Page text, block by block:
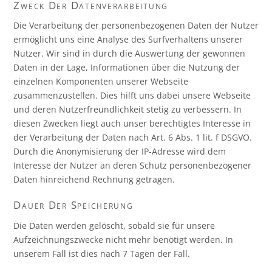
Zweck Der Datenverarbeitung
Die Verarbeitung der personenbezogenen Daten der Nutzer
ermöglicht uns eine Analyse des Surfverhaltens unserer
Nutzer. Wir sind in durch die Auswertung der gewonnen
Daten in der Lage, Informationen über die Nutzung der
einzelnen Komponenten unserer Webseite
zusammenzustellen. Dies hilft uns dabei unsere Webseite
und deren Nutzerfreundlichkeit stetig zu verbessern. In
diesen Zwecken liegt auch unser berechtigtes Interesse in
der Verarbeitung der Daten nach Art. 6 Abs. 1 lit. f DSGVO.
Durch die Anonymisierung der IP-Adresse wird dem
Interesse der Nutzer an deren Schutz personenbezogener
Daten hinreichend Rechnung getragen.
Dauer Der Speicherung
Die Daten werden gelöscht, sobald sie für unsere
Aufzeichnungszwecke nicht mehr benötigt werden. In
unserem Fall ist dies nach 7 Tagen der Fall.